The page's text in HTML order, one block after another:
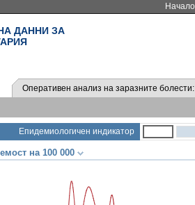
Начало
ДАННИ ЗА
Оперативен анализ на заразните болести:
Епидемиологичен индикатор
на 100 000